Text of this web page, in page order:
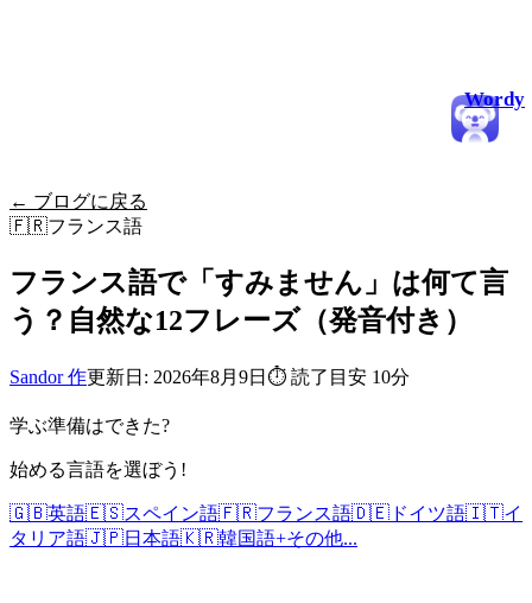
Wordy
← ブログに戻る
🇫🇷フランス語
フランス語で「すみません」は何て言
う？自然な12フレーズ（発音付き）
Sandor 作更新日: 2026年8月9日 ⏱ 読了目安 10分
学ぶ準備はできた?
始める言語を選ぼう!
🇬🇧英語🇪🇸スペイン語🇫🇷フランス語🇩🇪 ドイツ語🇮🇹イ
タリア語🇯🇵日本語🇰🇷韓国語+その他...